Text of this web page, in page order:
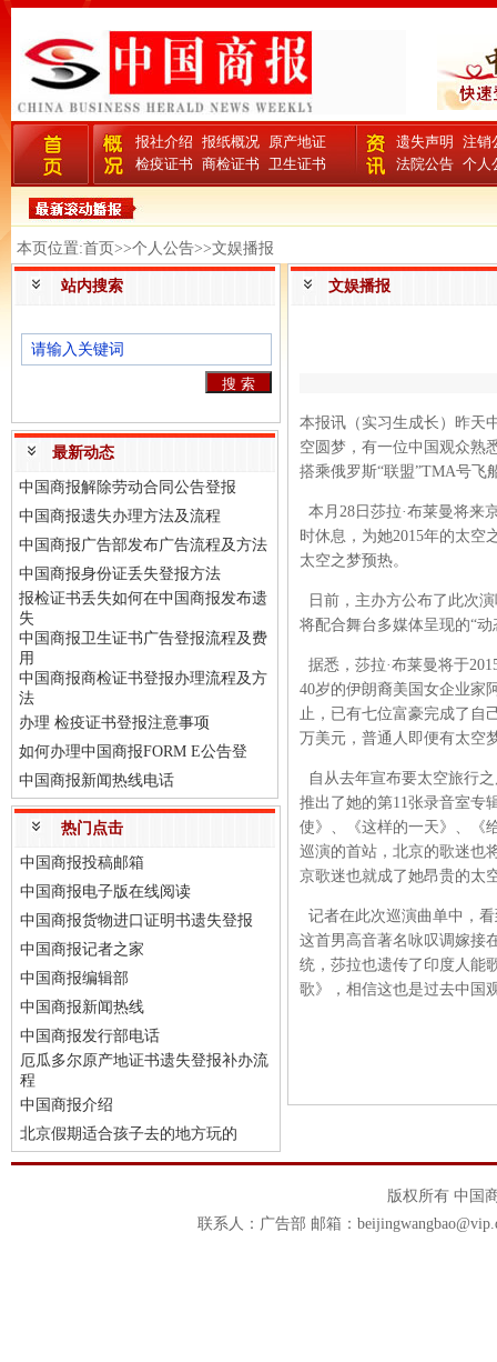
报社介绍 报纸概况 原产地证
检疫证书 商检证书 卫生证书
遗失声明
注销
法院公告 个人
本页位置:首页>>个人公告>>文娱播报
站内搜索
最新动态
中国商报解除劳动合同公告登报
中国商报遗失办理方法及流程
中国商报广告部发布广告流程及方法
中国商报身份证丢失登报方法
报检证书丢失如何在中国商报发布遗
失
中国商报卫生证书广告登报流程及费
用
中国商报商检证书登报办理流程及方
法
办理 检疫证书登报注意事项
如何办理中国商报FORM E公告登
中国商报新闻热线电话
热门点击
中国商报投稿邮箱
中国商报电子版在线阅读
中国商报货物进口证明书遗失登报
中国商报记者之家
中国商报编辑部
中国商报新闻热线
中国商报发行部电话
厄瓜多尔原产地证书遗失登报补办流
程
中国商报介绍
北京假期适合孩子去的地方玩的
文娱播报
本报讯（实习生成长）昨天
空圆梦，有一位中国观众熟
搭乘俄罗斯“联盟”TMA号飞
本月28日莎拉·布莱曼将来
时休息，为她2015年的太空
太空之梦预热。
日前，主办方公布了此次
将配合舞台多媒体呈现的“
据悉，莎拉·布莱曼将于
40岁的伊朗裔美国女企业家
止，已有七位富豪完成了自
万美元，普通人即便有太空
自从去年宣布要太空旅行
推出了她的第11张录音室专
使》、《这样的一天》、《
巡演的首站，北京的歌迷也
京歌迷也就成了她昂贵的太
记者在此次巡演曲单中，
这首男高音著名咏叹调嫁接
统，莎拉也遗传了印度人能
歌》，相信这也是过去中国
版权所有 中国
联系人：广告部 邮箱：